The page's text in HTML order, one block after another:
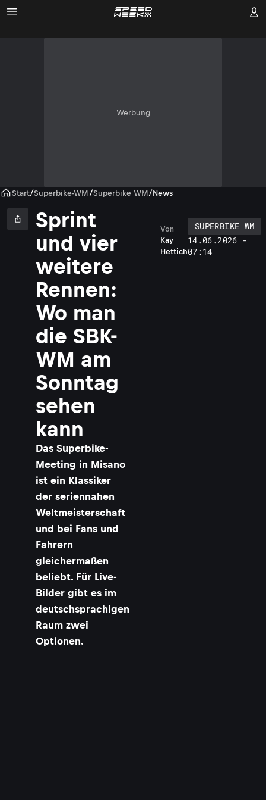
Werbung
Start/Superbike-WM /Superbike WM/News
Sprint
und vier
weitere
Rennen:
Wo man
die SBK-
WM am
Sonntag
sehen
kann
Das Superbike-
Meeting in Misano
ist ein Klassiker
der seriennahen
Weltmeisterschaft
und bei Fans und
Fahrern
gleichermaßen
beliebt. Für Live-
Bilder gibt es im
deutschsprachigen
Raum zwei
Optionen.
Kay
Hettich
Von
SUPERBIKE WM
14.06.2026 -
07:14